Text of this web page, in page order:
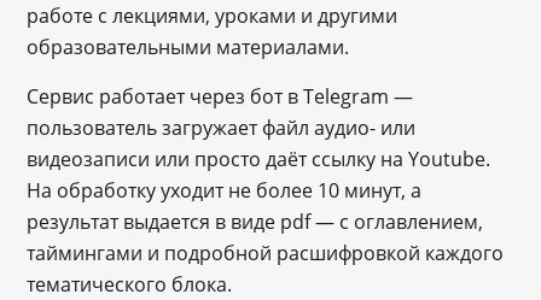
работе с лекциями, уроками и другими
образовательными материалами.
Сервис работает через бот в Telegram ―
пользователь загружает файл аудио- или
видеозаписи или просто даёт ссылку на Youtube.
На обработку уходит не более 10 минут, а
результат выдается в виде pdf ― с оглавлением,
таймингами и подробной расшифровкой каждого
тематического блока.